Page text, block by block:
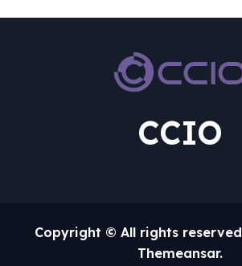
CCIO
Copyright © All rights reserved
Themeansar.